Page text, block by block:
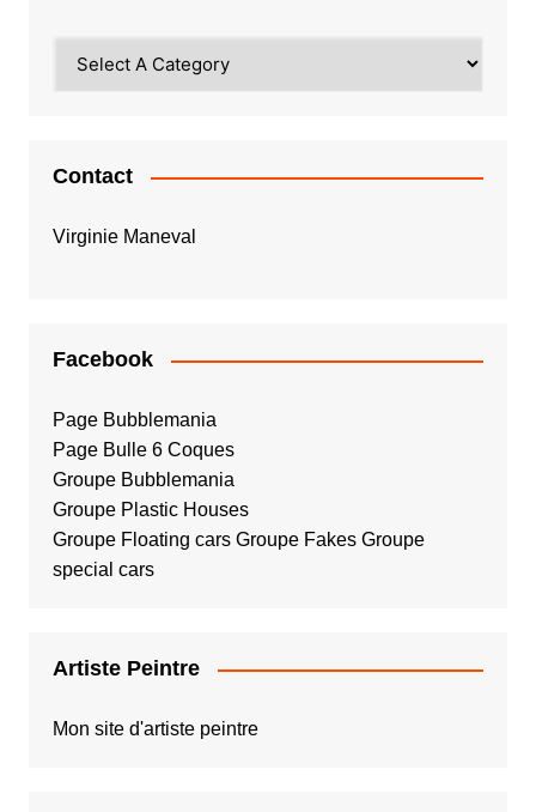
Contact
Virginie Maneval
Facebook
Page Bubblemania
Page Bulle 6 Coques
Groupe Bubblemania
Groupe Plastic Houses
Groupe Floating cars Groupe Fakes Groupe
special cars
Artiste Peintre
Mon site d'artiste peintre